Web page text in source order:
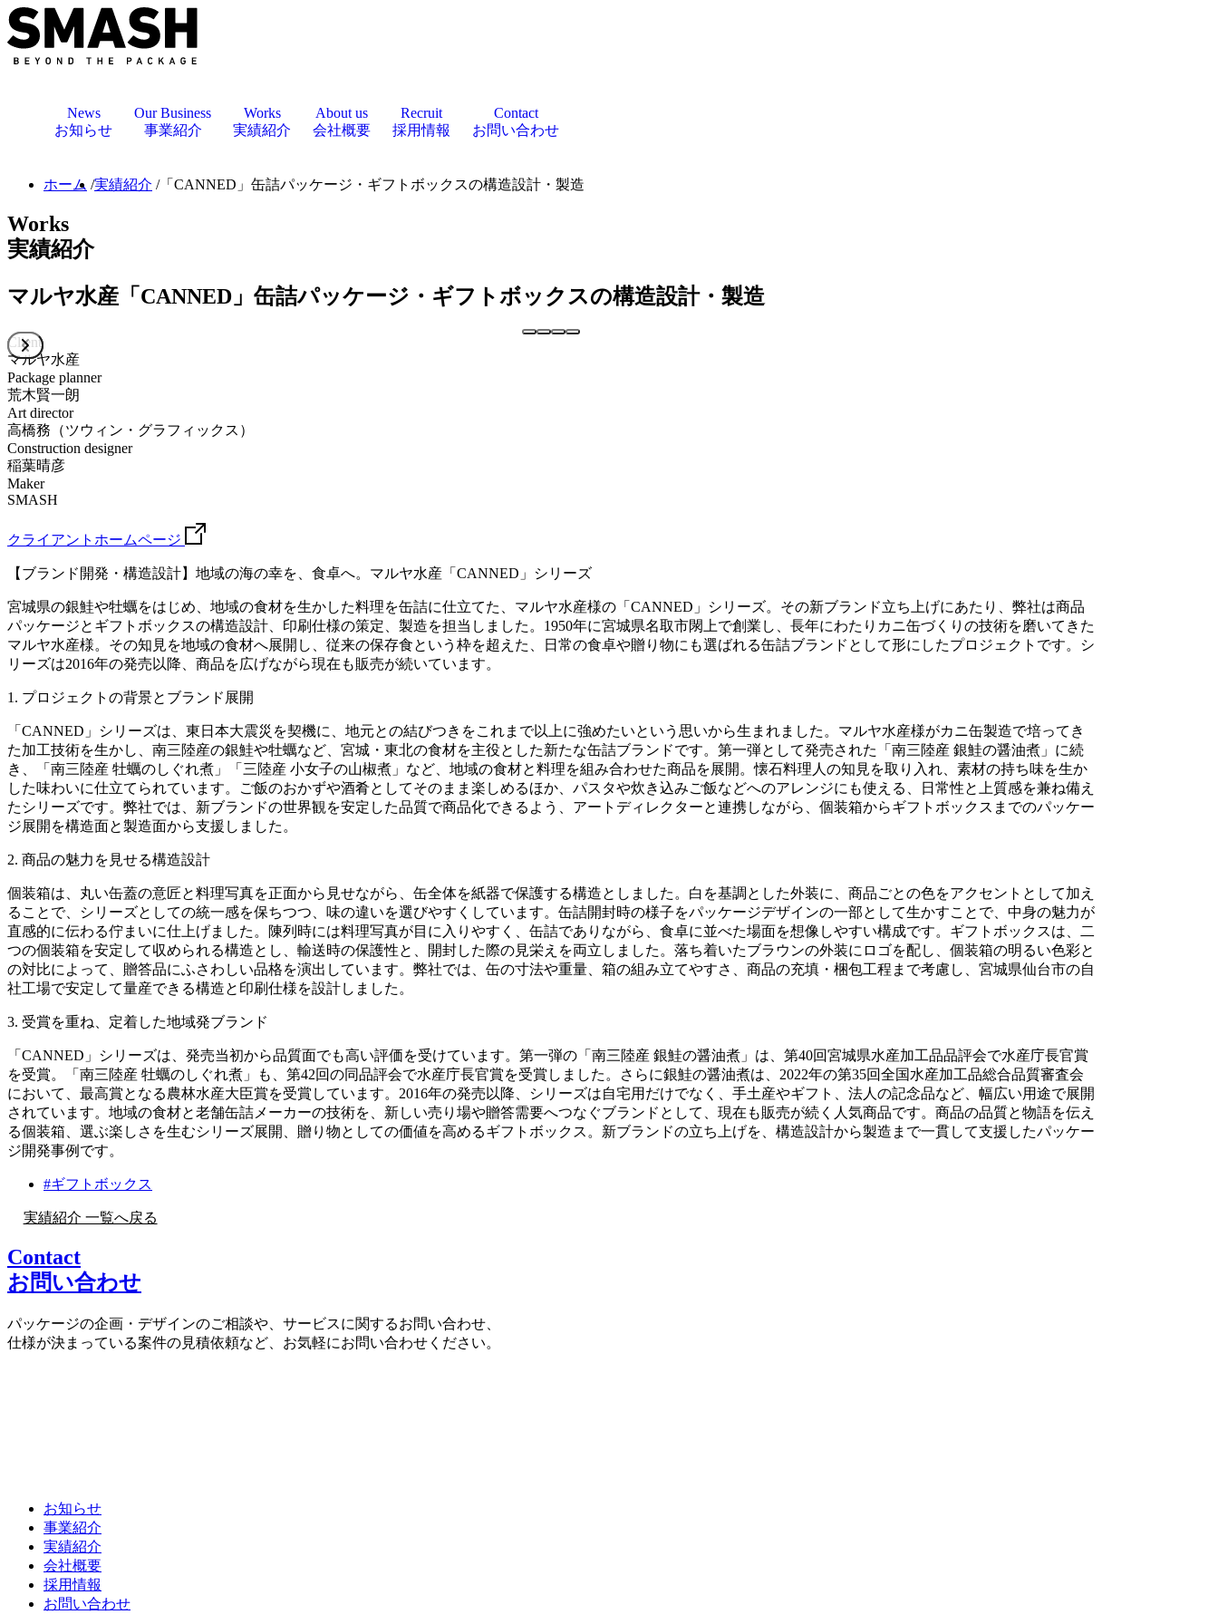
News
お知らせ
Our Business
事業紹介
Works
実績紹介
About us
会社概要
Recruit
採用情報
Contact
お問い合わせ
ホーム 実績紹介 「CANNED」缶詰パッケージ・ギフトボックスの構造設計・製造
Works
実績紹介
マルヤ水産 「CANNED」缶詰パッケージ・ギフトボックスの構造設計・製造
Client
マルヤ水産
Package planner
荒木賢一朗
Art director
高橋務（ツウィン・グラフィックス）
Construction designer
稲葉晴彦
Maker
SMASH
クライアントホームページ
【ブランド開発・構造設計】地域の海の幸を、食卓へ。マルヤ水産「CANNED」シリーズ
宮城県の銀鮭や牡蠣をはじめ、地域の食材を生かした料理を缶詰に仕立てた、マルヤ水産様の「CANNED」シリーズ。その新ブランド立ち上げにあたり、弊社は商品
パッケージとギフトボックスの構造設計、印刷仕様の策定、製造を担当しました。1950年に宮城県名取市閖上で創業し、長年にわたりカニ缶づくりの技術を磨いてきた
マルヤ水産様。その知見を地域の食材へ展開し、従来の保存食という枠を超えた、日常の食卓や贈り物にも選ばれる缶詰ブランドとして形にしたプロジェクトです。シ
リーズは2016年の発売以降、商品を広げながら現在も販売が続いています。
1. プロジェクトの背景とブランド展開
「CANNED」シリーズは、東日本大震災を契機に、地元との結びつきをこれまで以上に強めたいという思いから生まれました。マルヤ水産様がカニ缶製造で培ってき
た加工技術を生かし、南三陸産の銀鮭や牡蠣など、宮城・東北の食材を主役とした新たな缶詰ブランドです。第一弾として発売された「南三陸産 銀鮭の醤油煮」に続
き、「南三陸産 牡蠣のしぐれ煮」「三陸産 小女子の山椒煮」など、地域の食材と料理を組み合わせた商品を展開。懐石料理人の知見を取り入れ、素材の持ち味を生か
した味わいに仕立てられています。ご飯のおかずや酒肴としてそのまま楽しめるほか、パスタや炊き込みご飯などへのアレンジにも使える、日常性と上質感を兼ね備え
たシリーズです。弊社では、新ブランドの世界観を安定した品質で商品化できるよう、アートディレクターと連携しながら、個装箱からギフトボックスまでのパッケー
ジ展開を構造面と製造面から支援しました。
2. 商品の魅力を見せる構造設計
個装箱は、丸い缶蓋の意匠と料理写真を正面から見せながら、缶全体を紙器で保護する構造としました。白を基調とした外装に、商品ごとの色をアクセントとして加え
ることで、シリーズとしての統一感を保ちつつ、味の違いを選びやすくしています。缶詰開封時の様子をパッケージデザインの一部として生かすことで、中身の魅力が
直感的に伝わる佇まいに仕上げました。陳列時には料理写真が目に入りやすく、缶詰でありながら、食卓に並べた場面を想像しやすい構成です。ギフトボックスは、二
つの個装箱を安定して収められる構造とし、輸送時の保護性と、開封した際の見栄えを両立しました。落ち着いたブラウンの外装にロゴを配し、個装箱の明るい色彩と
の対比によって、贈答品にふさわしい品格を演出しています。弊社では、缶の寸法や重量、箱の組み立てやすさ、商品の充填・梱包工程まで考慮し、宮城県仙台市の自
社工場で安定して量産できる構造と印刷仕様を設計しました。
3. 受賞を重ね、定着した地域発ブランド
「CANNED」シリーズは、発売当初から品質面でも高い評価を受けています。第一弾の「南三陸産 銀鮭の醤油煮」は、第40回宮城県水産加工品品評会で水産庁長官賞
を受賞。「南三陸産 牡蠣のしぐれ煮」も、第42回の同品評会で水産庁長官賞を受賞しました。さらに銀鮭の醤油煮は、2022年の第35回全国水産加工品総合品質審査会
において、最高賞となる農林水産大臣賞を受賞しています。2016年の発売以降、シリーズは自宅用だけでなく、手土産やギフト、法人の記念品など、幅広い用途で展開
されています。地域の食材と老舗缶詰メーカーの技術を、新しい売り場や贈答需要へつなぐブランドとして、現在も販売が続く人気商品です。商品の品質と物語を伝え
る個装箱、選ぶ楽しさを生むシリーズ展開、贈り物としての価値を高めるギフトボックス。新ブランドの立ち上げを、構造設計から製造まで一貫して支援したパッケー
ジ開発事例です。
#ギフトボックス
実績紹介 一覧へ戻る
Contact
お問い合わせ
パッケージの企画・デザインのご相談や、サービスに関するお問い合わせ、
仕様が決まっている案件の見積依頼など、お気軽にお問い合わせください。
お知らせ
事業紹介
実績紹介
会社概要
採用情報
お問い合わせ